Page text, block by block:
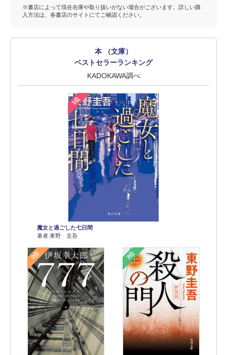
※書店によって現在在庫や取り扱いがない場合がございます。詳しい購
入方法は、各書店のサイトにてご確認ください。
本 （文庫）
ベストセラーランキング
KADOKAWA調べ
1位
魔女と過ごした七日間
著者 東野 圭吾
2位 3位